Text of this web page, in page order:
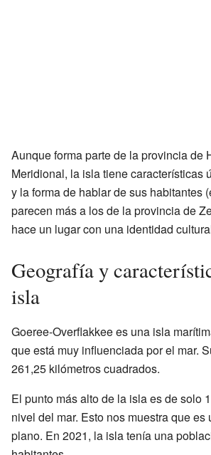
Aunque forma parte de la provincia de
Meridional, la isla tiene características
y la forma de hablar de sus habitantes
parecen más a los de la provincia de
hace un lugar con una identidad
Geografía y
isla
Goeree-Overflakkee es una isla
que está muy influenciada por el mar.
261,25 kilómetros cuadrados.
El punto más alto de la isla es de solo
nivel del mar. Esto nos muestra que es
plano. En 2021, la isla tenía una